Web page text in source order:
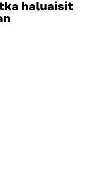
haluaisit